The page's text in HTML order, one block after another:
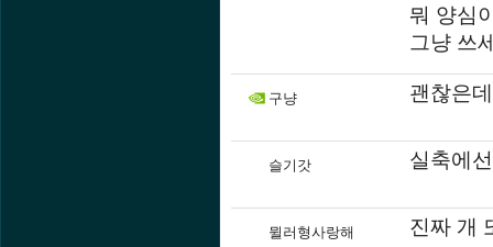
뭐 양심
그냥 쓰
구냥 괜찮은
슬기갓 실축에
뮐러형사랑해 진짜 개